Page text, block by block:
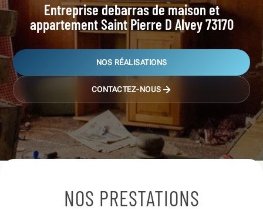
Entreprise debarras de maison et
appartement Saint Pierre D Alvey 73170
NOS RÉALISATIONS
CONTACTEZ-NOUS
NOS PRESTATIONS